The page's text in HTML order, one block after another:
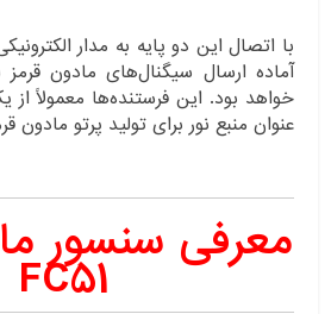
با اتصال این دو پایه به مدار
آماده ارسال سیگنال‌های مادون قرمز
عنوان منبع نور برای تولید پرتو مادون
معرفی سنسور
FC51